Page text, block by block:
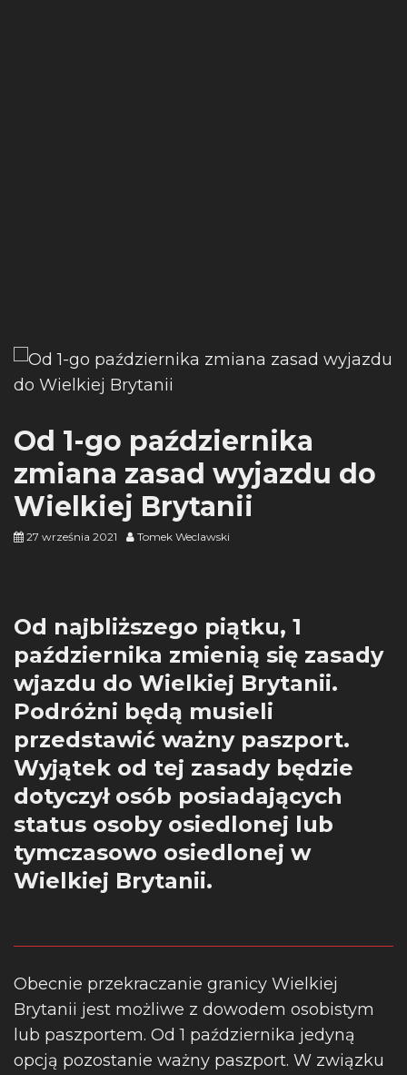
Od 1-go października
zmiana zasad wyjazdu do
Wielkiej Brytanii
27 września 2021 Tomek Weclawski
Od najbliższego piątku, 1
października zmienią się zasady
wjazdu do Wielkiej Brytanii.
Podróżni będą musieli
przedstawić ważny paszport.
Wyjątek od tej zasady będzie
dotyczył osób posiadających
status osoby osiedlonej lub
tymczasowo osiedlonej w
Wielkiej Brytanii.
Obecnie przekraczanie granicy Wielkiej
Brytanii jest możliwe z dowodem osobistym
lub paszportem. Od 1 października jedyną
opcją pozostanie ważny paszport. W związku